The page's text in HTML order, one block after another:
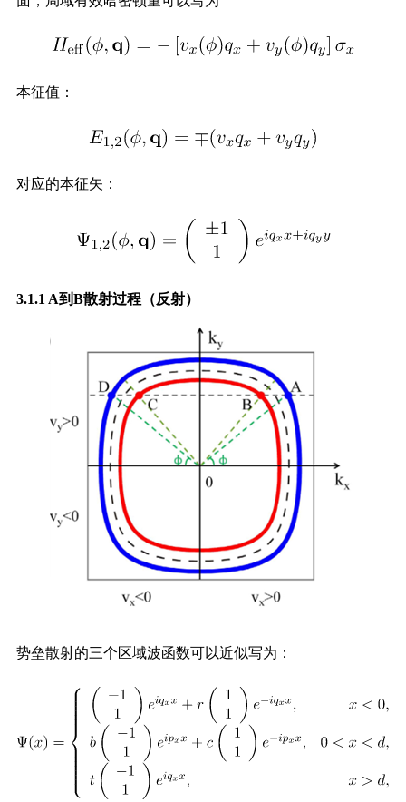
本征值：
对应的本征矢：
3.1.1 A到B散射过程（反射）
势垒散射的三个区域波函数可以近似写为：